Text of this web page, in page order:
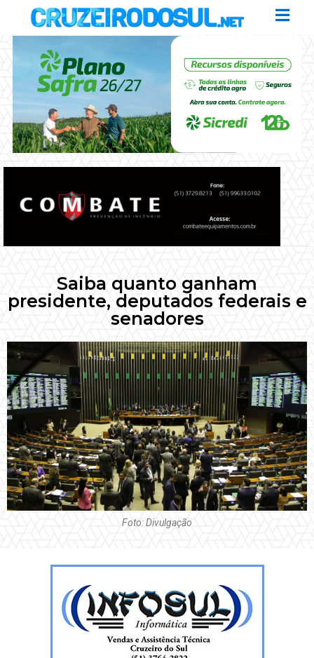
Saiba quanto ganham
presidente, deputados federais e
senadores
Foto: Divulgação